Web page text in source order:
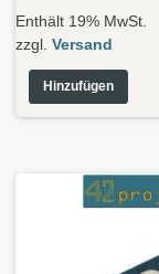
Enthält 19% MwSt.
zzgl. Versand
Hinzufügen